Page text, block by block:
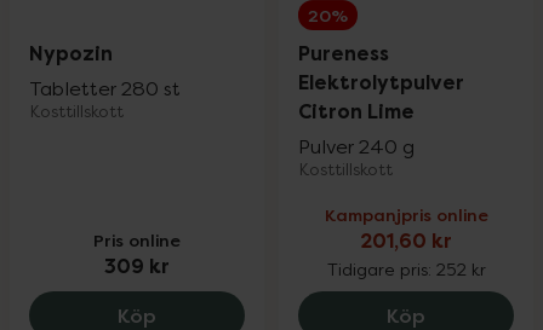
Nypozin
Tabletter 280 st
Kosttillskott
Pris online
309 kr
Köp Nypozin, 309 kr.
20%
Pureness
Elektrolytpulver
Citron Lime
Pulver 240 g
Kosttillskott
Kampanjpris online
201,60 kr
Tidigare pris: 252 kr
Köp Pureness